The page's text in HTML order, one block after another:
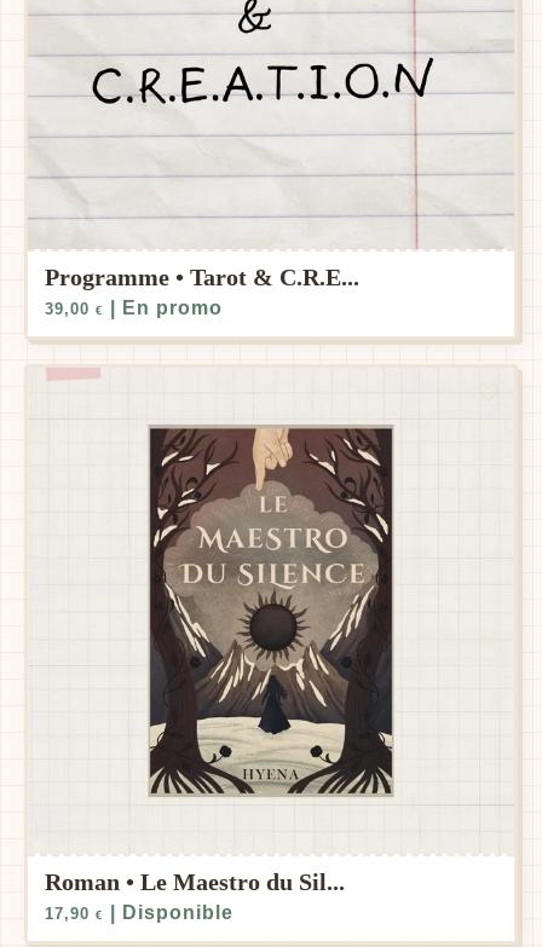
Programme • Tarot & C.R.E...
39,00 € | En promo
Roman • Le Maestro du Sil...
17,90 € | Disponible